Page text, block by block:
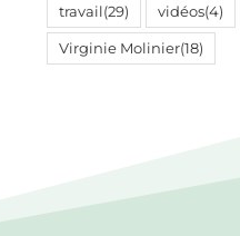
travail (29) vidéos(4)
Virginie Molinier(18)